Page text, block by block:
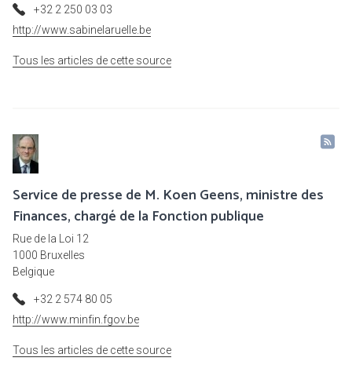
+32 2 250 03 03
http://www.sabinelaruelle.be
Tous les articles de cette source
Service de presse de M. Koen Geens, ministre des
Finances, chargé de la Fonction publique
Rue de la Loi 12
1000 Bruxelles
Belgique
+32 2 574 80 05
http://www.minfin.fgov.be
Tous les articles de cette source